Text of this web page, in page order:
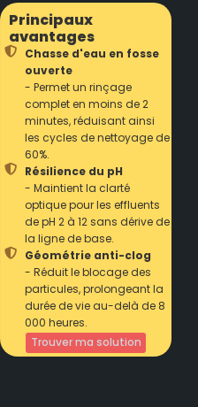
Principaux
avantages
Chasse d'eau en fosse
ouverte
- Permet un rinçage
complet en moins de 2
minutes, réduisant ainsi
les cycles de nettoyage de
60%.
Résilience du pH
- Maintient la clarté
optique pour les effluents
de pH 2 à 12 sans dérive de
la ligne de base.
Géométrie anti-clog
- Réduit le blocage des
particules, prolongeant la
durée de vie au-delà de 8
000 heures.
Trouver ma solution